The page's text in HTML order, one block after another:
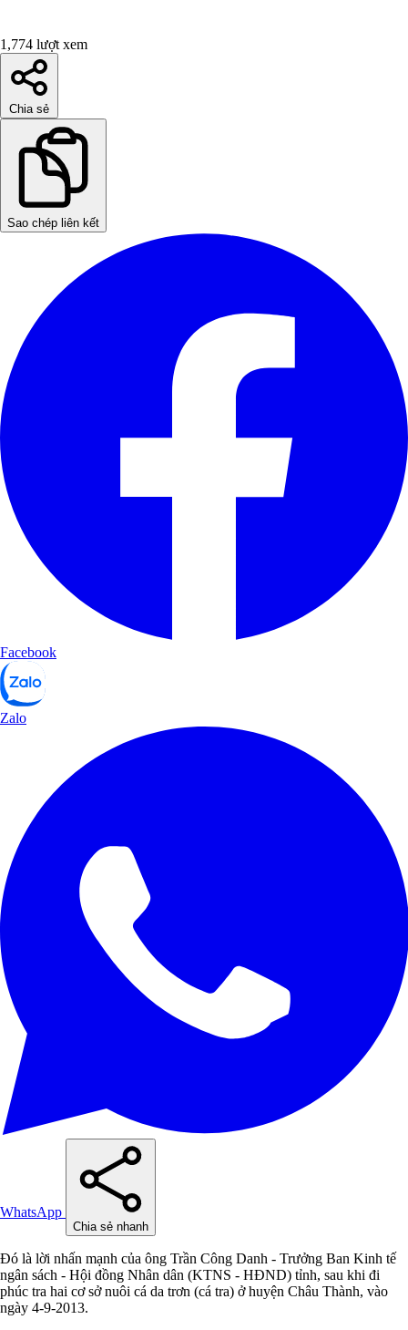
1,774 lượt xem
Chia sẻ
Sao chép liên kết
Facebook
Zalo
WhatsApp
Chia sẻ nhanh
Đó là lời nhấn mạnh của ông Trần Công Danh - Trưởng Ban Kinh tế
ngân sách - Hội đồng Nhân dân (KTNS - HĐND) tỉnh, sau khi đi
phúc tra hai cơ sở nuôi cá da trơn (cá tra) ở huyện Châu Thành, vào
ngày 4-9-2013.